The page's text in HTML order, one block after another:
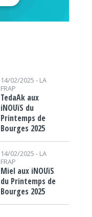
14/02/2025 - LA
FRAP
TedaAk aux
iNOUïS du
Printemps de
Bourges 2025
14/02/2025 - LA
FRAP
Miel aux iNOUïS
du Printemps de
Bourges 2025